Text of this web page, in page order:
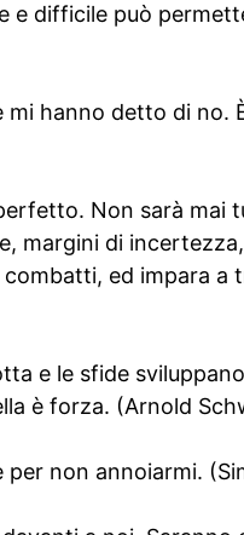
e difficile può
hanno detto di no.
Non sarà mai
margini di
ed impara a
e le sfide
è forza. (Arnold
non annoiarmi.